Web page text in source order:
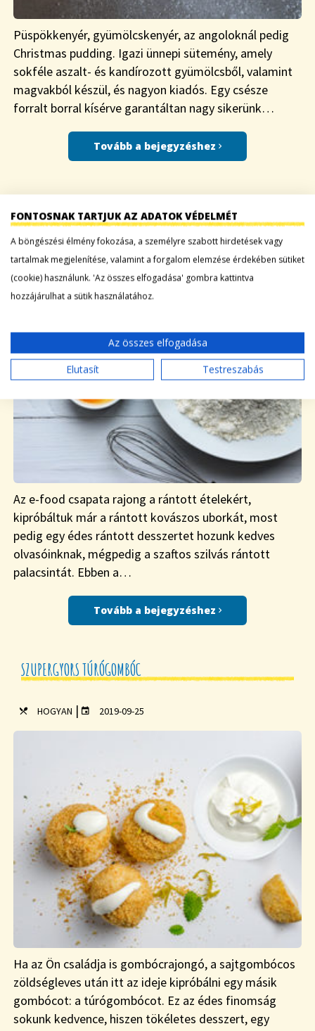
Püspökkenyér, gyümölcskenyér, az angoloknál pedig
Christmas pudding. Igazi ünnepi sütemény, amely
sokféle aszalt- és kandírozott gyümölcsből, valamint
magvakból készül, és nagyon kiadós. Egy csésze
forralt borral kísérve garantáltan nagy sikerünk…
Tovább a bejegyzéshez
HOGYAN| 2019-11-08
Az e-food csapata rajong a rántott ételekért,
kipróbáltuk már a rántott kovászos uborkát, most
pedig egy édes rántott desszertet hozunk kedves
olvasóinknak, mégpedig a szaftos szilvás rántott
palacsintát. Ebben a…
Tovább a bejegyzéshez
SZUPERGYORS TÚRÓGOMBÓC
HOGYAN | 2019-09-25
Ha az Ön családja is gombócrajongó, a sajtgombócos
zöldségleves után itt az ideje kipróbálni egy másik
gombócot: a túrógombócot. Ez az édes finomság
sokunk kedvence, hiszen tökéletes desszert, egy
FONTOSNAK TARTJUK AZ ADATOK VÉDELMÉT
A böngészési élmény fokozása, a személyre szabott hirdetések vagy
tartalmak megjelenítése, valamint a forgalom elemzése érdekében sütiket
(cookie) használunk. 'Az összes elfogadása' gombra kattintva
hozzájárulhat a sütik használatához.
Az összes elfogadása
Elutasít
Testreszabás